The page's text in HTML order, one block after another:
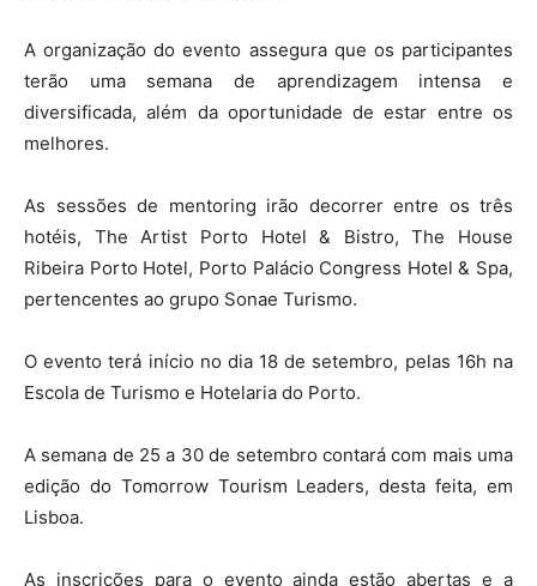
A organização do evento assegura que os participantes
terão uma semana de aprendizagem intensa e
diversificada, além da oportunidade de estar entre os
melhores.
As sessões de mentoring irão decorrer entre os três
hotéis, The Artist Porto Hotel & Bistro, The House
Ribeira Porto Hotel, Porto Palácio Congress Hotel & Spa,
pertencentes ao grupo Sonae Turismo.
O evento terá início no dia 18 de setembro, pelas 16h na
Escola de Turismo e Hotelaria do Porto.
A semana de 25 a 30 de setembro contará com mais uma
edição do Tomorrow Tourism Leaders, desta feita, em
Lisboa.
As inscrições para o evento ainda estão abertas e a